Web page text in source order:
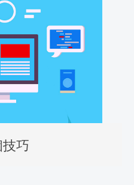
巧